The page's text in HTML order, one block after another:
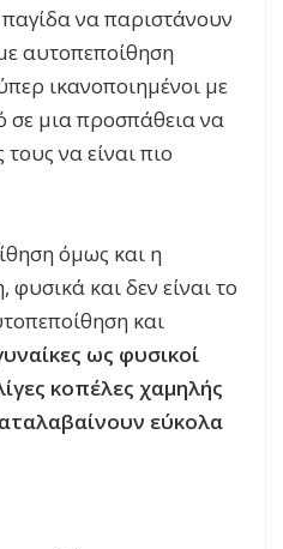
να παριστάνουν
αυτοπεποίθηση
ικανοποιημένοι με
σε μια προσπάθεια να
να είναι πιο
όμως και η
φυσικά και δεν είναι το
και
ως φυσικοί
κοπέλες χαμηλής
εύκολα